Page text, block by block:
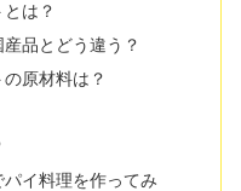
は？
品とどう違う？
原材料は？
イ料理を作ってみ